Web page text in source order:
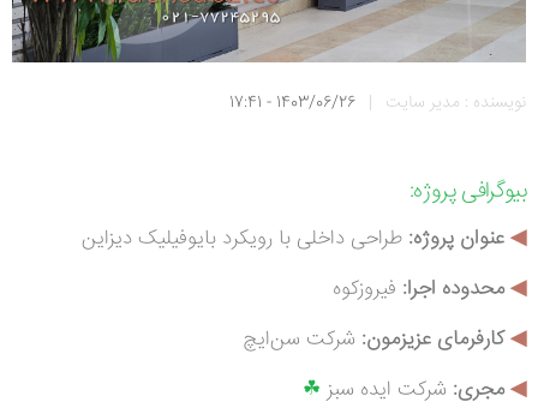
نویسنده : مدیر سایت |
1403/06/26 - 17:41
بیوگرافیپروژه:
◀عنوان پروژه: طراحی داخلی با رویکرد بایوفیلیک دیزاین
◀محدوده اجرا: فیروزکوه
◀کارفرمای عزیزمون: شرکت سن‌ایچ
◀مجری: شرکت ایده سبز ☘